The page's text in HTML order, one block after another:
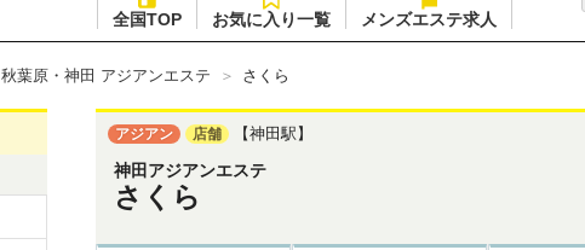
全国TOP お気に入り一覧 メンズエステ求人
秋葉原・神田 アジアンエステ さくら
アジアン 店舗 【神田駅】
神田アジアンエステ
さくら